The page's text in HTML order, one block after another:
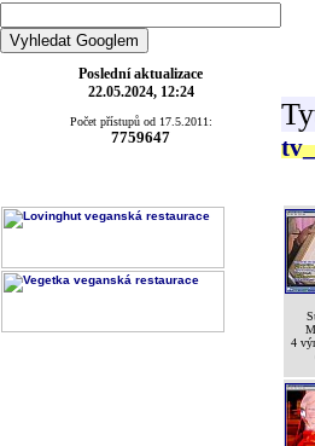
Poslední aktualizace
22.05.2024, 12:24
Počet přístupů od 17.5.2011:
7759647
4